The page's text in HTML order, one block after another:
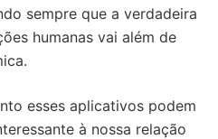
sempre que a verdadeira
humanas vai além de
esses aplicativos podem
à nossa relação